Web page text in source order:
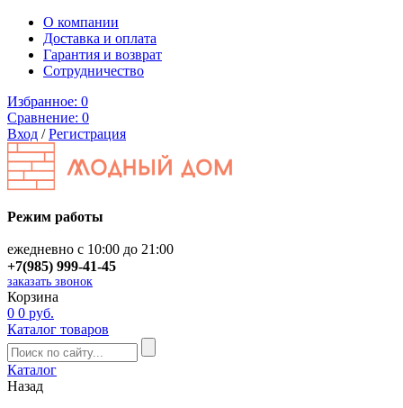
О компании
Доставка и оплата
Гарантия и возврат
Сотрудничество
Избранное: 0
Сравнение: 0
Вход /Регистрация
Режим работы
ежедневно с 10:00 до 21:00
+7(985) 999-41-45
заказать звонок
Корзина
0 0 руб.
Каталог товаров
Каталог
Назад